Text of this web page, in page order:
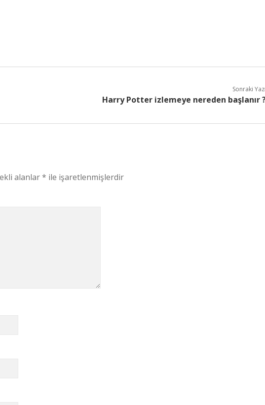
Sonraki Yazı
Harry Potter izlemeye nereden başlanır
alanlar* ile işaretlenmişlerdir